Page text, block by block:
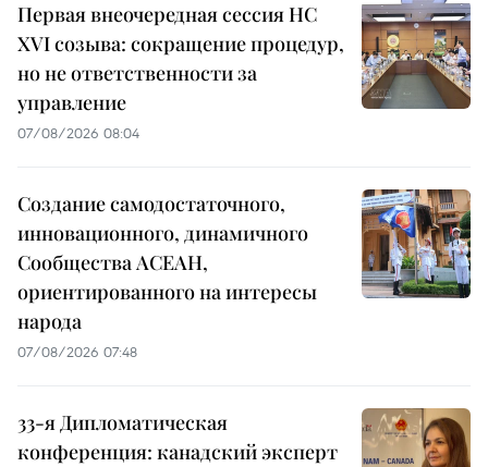
Первая внеочередная сессия НС
XVI созыва: сокращение процедур,
но не ответственности за
управление
07/08/2026 08:04
Создание самодостаточного,
инновационного, динамичного
Сообщества АСЕАН,
ориентированного на интересы
народа
07/08/2026 07:48
33-я Дипломатическая
конференция: канадский эксперт